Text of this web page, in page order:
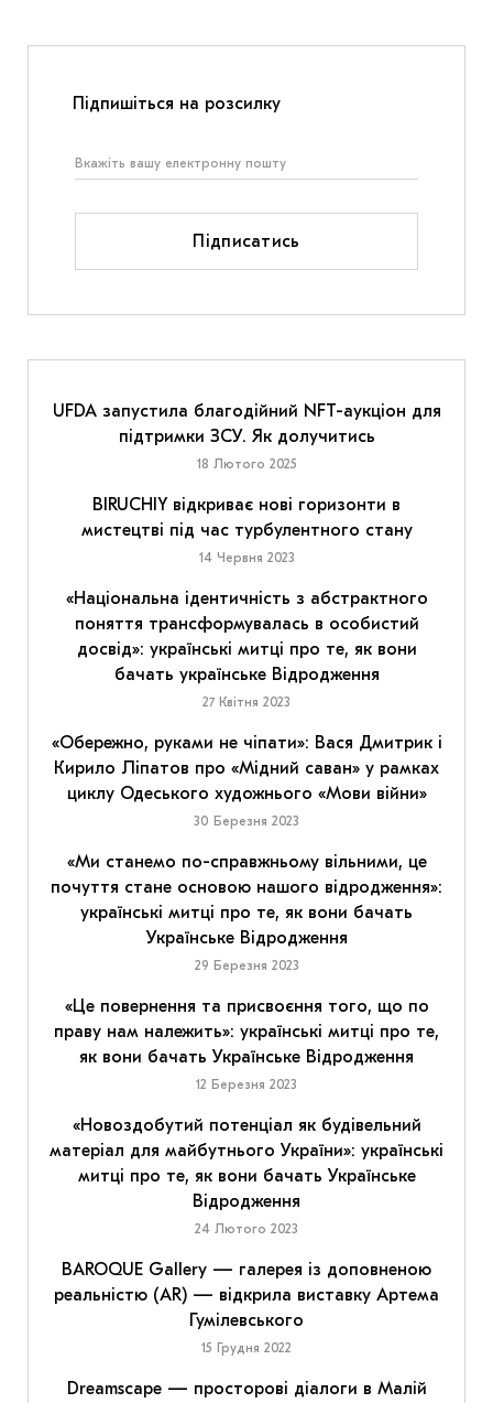
Підпишіться на розсилку
Підписатись
UFDA запустила благодійний NFT-аукціон для
підтримки ЗСУ. Як долучитись
18 Лютого 2025
BIRUCHIY відкриває нові горизонти в
мистецтві під час турбулентного стану
14 Червня 2023
«Національна ідентичність з абстрактного
поняття трансформувалась в особистий
досвід»: українські митці про те, як вони
бачать українське Відродження
27 Квітня 2023
«Обережно, руками не чіпати»: Вася Дмитрик і
Кирило Ліпатов про «Мідний саван» у рамках
циклу Одеського художнього «Мови війни»
30 Березня 2023
«Ми станемо по-справжньому вільними, це
почуття стане основою нашого відродження»:
українські митці про те, як вони бачать
Українське Відродження
29 Березня 2023
«Це повернення та присвоєння того, що по
праву нам належить»: українські митці про те,
як вони бачать Українське Відродження
12 Березня 2023
«Новоздобутий потенціал як будівельний
матеріал для майбутнього України»: українські
митці про те, як вони бачать Українське
Відродження
24 Лютого 2023
BAROQUE Gallery — галерея із доповненою
реальністю (AR) — відкрила виставку Артема
Гумілевського
15 Грудня 2022
Dreamscape — просторові діалоги в Малій